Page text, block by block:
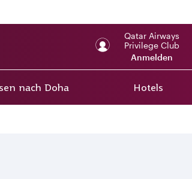
Qatar Airways
Privilege Club
Anmelden
nach Doha Hotels